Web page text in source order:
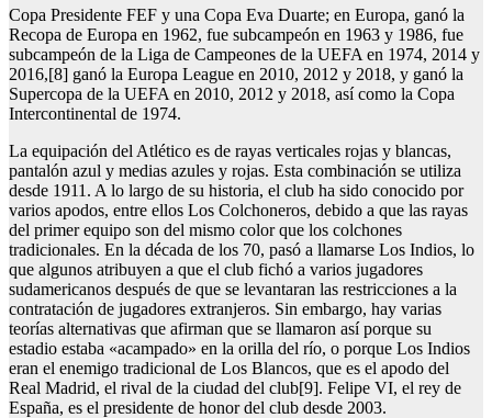
Copa Presidente FEF y una Copa Eva Duarte; en Europa, ganó la
Recopa de Europa en 1962, fue subcampeón en 1963 y 1986, fue
subcampeón de la Liga de Campeones de la UEFA en 1974, 2014 y
2016,[8] ganó la Europa League en 2010, 2012 y 2018, y ganó la
Supercopa de la UEFA en 2010, 2012 y 2018, así como la Copa
Intercontinental de 1974.
La equipación del Atlético es de rayas verticales rojas y blancas,
pantalón azul y medias azules y rojas. Esta combinación se utiliza
desde 1911. A lo largo de su historia, el club ha sido conocido por
varios apodos, entre ellos Los Colchoneros, debido a que las rayas
del primer equipo son del mismo color que los colchones
tradicionales. En la década de los 70, pasó a llamarse Los Indios, lo
que algunos atribuyen a que el club fichó a varios jugadores
sudamericanos después de que se levantaran las restricciones a la
contratación de jugadores extranjeros. Sin embargo, hay varias
teorías alternativas que afirman que se llamaron así porque su
estadio estaba «acampado» en la orilla del río, o porque Los Indios
eran el enemigo tradicional de Los Blancos, que es el apodo del
Real Madrid, el rival de la ciudad del club[9]. Felipe VI, el rey de
España, es el presidente de honor del club desde 2003.